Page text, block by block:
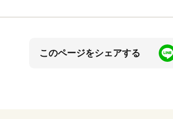
このページをシェアする